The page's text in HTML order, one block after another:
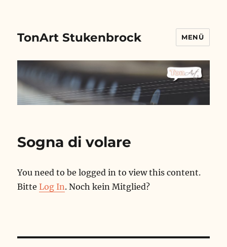
TonArt Stukenbrock MENÜ
Sogna di volare
You need to be logged in to view this content.
BitteLog In. Noch kein Mitglied?